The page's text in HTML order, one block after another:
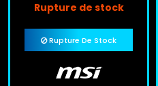
Rupture de stock
Rupture De Stock